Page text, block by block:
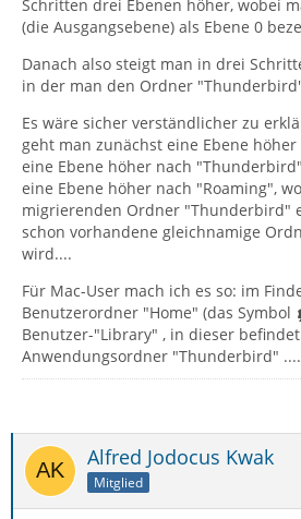
Schritten drei Ebenen höher, wobei
(die Ausgangsebene) als Ebene 0
Danach also steigt man in drei
in der man den Ordner
Es wäre sicher verständlicher zu
geht man zunächst eine Ebene
eine Ebene höher nach
eine Ebene höher nach "Roaming",
migrierenden Ordner "Thunderbird"
schon vorhandene gleichnamige
wird....
Für Mac-User mach ich es so: im
Benutzerordner "Home" (das
Benutzer-"Library" , in dieser
Anwendungsordner "Thunderbird"
Alfred Jodocus Kwak
Mitglied